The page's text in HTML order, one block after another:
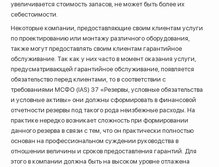
увеличивается стоимость запасов, не может быть более их
себестоимости.
Некоторые компании, предоставляющие своим клиентам услуги
по проектированию или монтажу различного оборудования,
также могут предоставлять своим клиентам гарантийное
обслуживание. Так как у них часто в момент оказания услуги,
предусматривающей гарантийное обслуживание, появляется
обязательство перед клиентами, то в соответствии с
требованиями МСФО (IAS) 37 «Резервы, условные обязательства
и условные активы» они должны сформировать в финансовой
отчетности резервы под такого рода неизбежные расходы. На
практике нередко возникает сложность при формировании
данного резерва в связи с тем, что он практически полностью
основан на профессиональном суждении руководства в
отношении величины и сроков предоставления гарантий. Для
этого в компании должна быть на высоком уровне отлажена